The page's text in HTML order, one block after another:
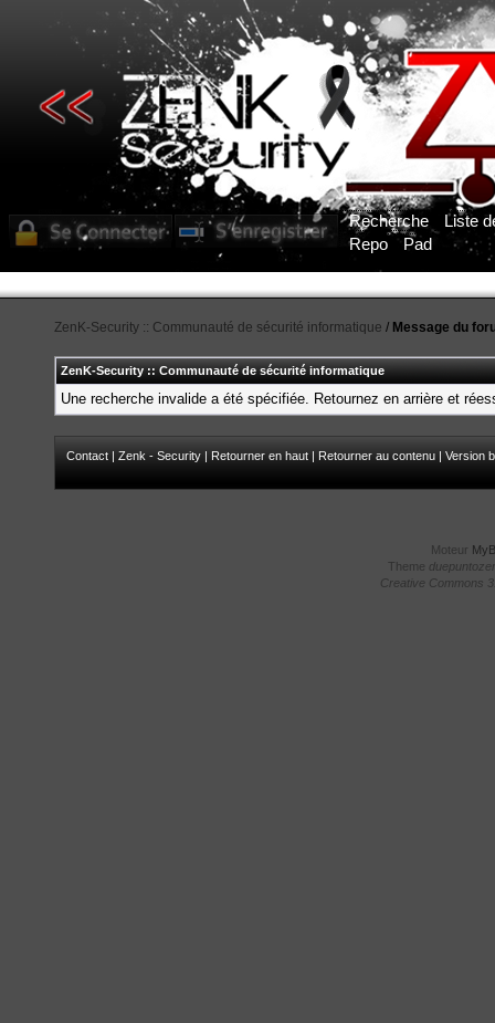
Recherche
Liste
Repo
Pad
ZenK-Security :: Communauté de sécurité informatique / Message du
ZenK-Security :: Communauté de sécurité informatique
Une recherche invalide a été spécifiée. Retournez en arrière et
Contact | Zenk - Security | Retourner en haut | Retourner au contenu | Version
Moteur
Theme
Creative Commons